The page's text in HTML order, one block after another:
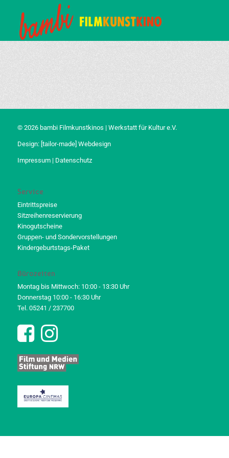
© 2026 bambi Filmkunstkinos | Werkstatt für Kultur e.V.
Design: [tailor-made] Webdesign
Impressum| Datenschutz
Service
Eintrittspreise
Sitzreihenreservierung
Kinogutscheine
Gruppen- und Sondervorstellungen
Kindergeburtstags-Paket
Bürozeiten
Montag bis Mittwoch: 10:00 - 13:30 Uhr
Donnerstag 10:00 - 16:30 Uhr
Tel. 05241 / 237700